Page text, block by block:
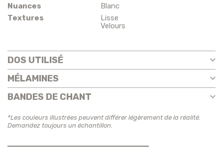
Nuances
Blanc
Textures
Lisse
Velours
DOS UTILISÉ
MÉLAMINES
BANDES DE CHANT
*Les couleurs illustrées peuvent différer légèrement de la réalité.
Demandez toujours un échantillon.